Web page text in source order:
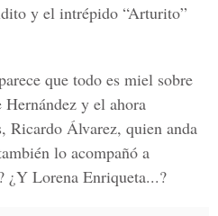
y el intrépido “Arturito”
que todo es miel sobre
y el ahora
Ricardo Álvarez, quien anda
lo acompañó a
¿Y Lorena Enriqueta...?